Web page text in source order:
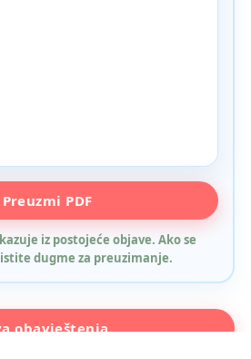
u ovom browseru. Koristite
Preuzmi PDF
iz postojeće objave. Ako se
dugme za preuzimanje.
obavještenja